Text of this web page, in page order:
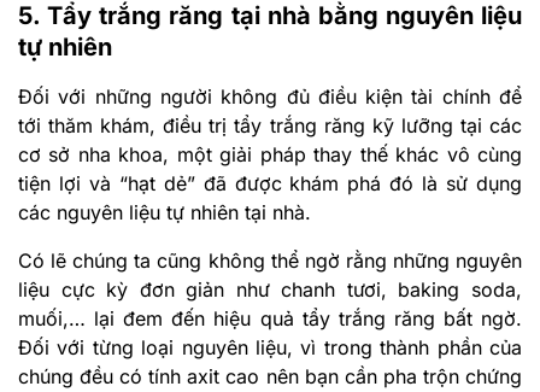
5. Tẩy trắng răng tại nhà bằng nguyên liệu
tự nhiên
Đối với những người không đủ điều kiện tài chính để
tới thăm khám, điều trị tẩy trắng răng kỹ lưỡng tại các
cơ sở nha khoa, một giải pháp thay thế khác vô cùng
tiện lợi và “hạt dẻ” đã được khám phá đó là sử dụng
các nguyên liệu tự nhiên tại nhà.
Có lẽ chúng ta cũng không thể ngờ rằng những nguyên
liệu cực kỳ đơn giản như chanh tươi, baking soda,
muối,… lại đem đến hiệu quả tẩy trắng răng bất ngờ.
Đối với từng loại nguyên liệu, vì trong thành phần của
chúng đều có tính axit cao nên bạn cần pha trộn chứng